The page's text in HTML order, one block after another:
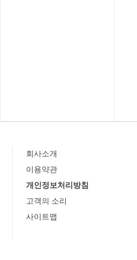
회사소개
이용약관
개인정보처리방침
고객의 소리
사이트맵